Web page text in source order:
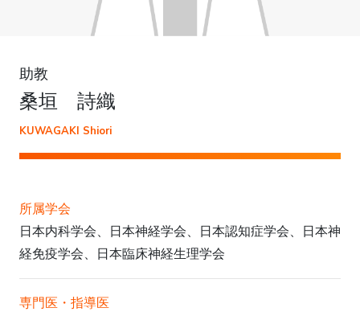
助教
桑垣 詩織
KUWAGAKI Shiori
所属学会
日本内科学会、日本神経学会、日本認知症学会、日本神
経免疫学会、日本臨床神経生理学会
専門医・指導医